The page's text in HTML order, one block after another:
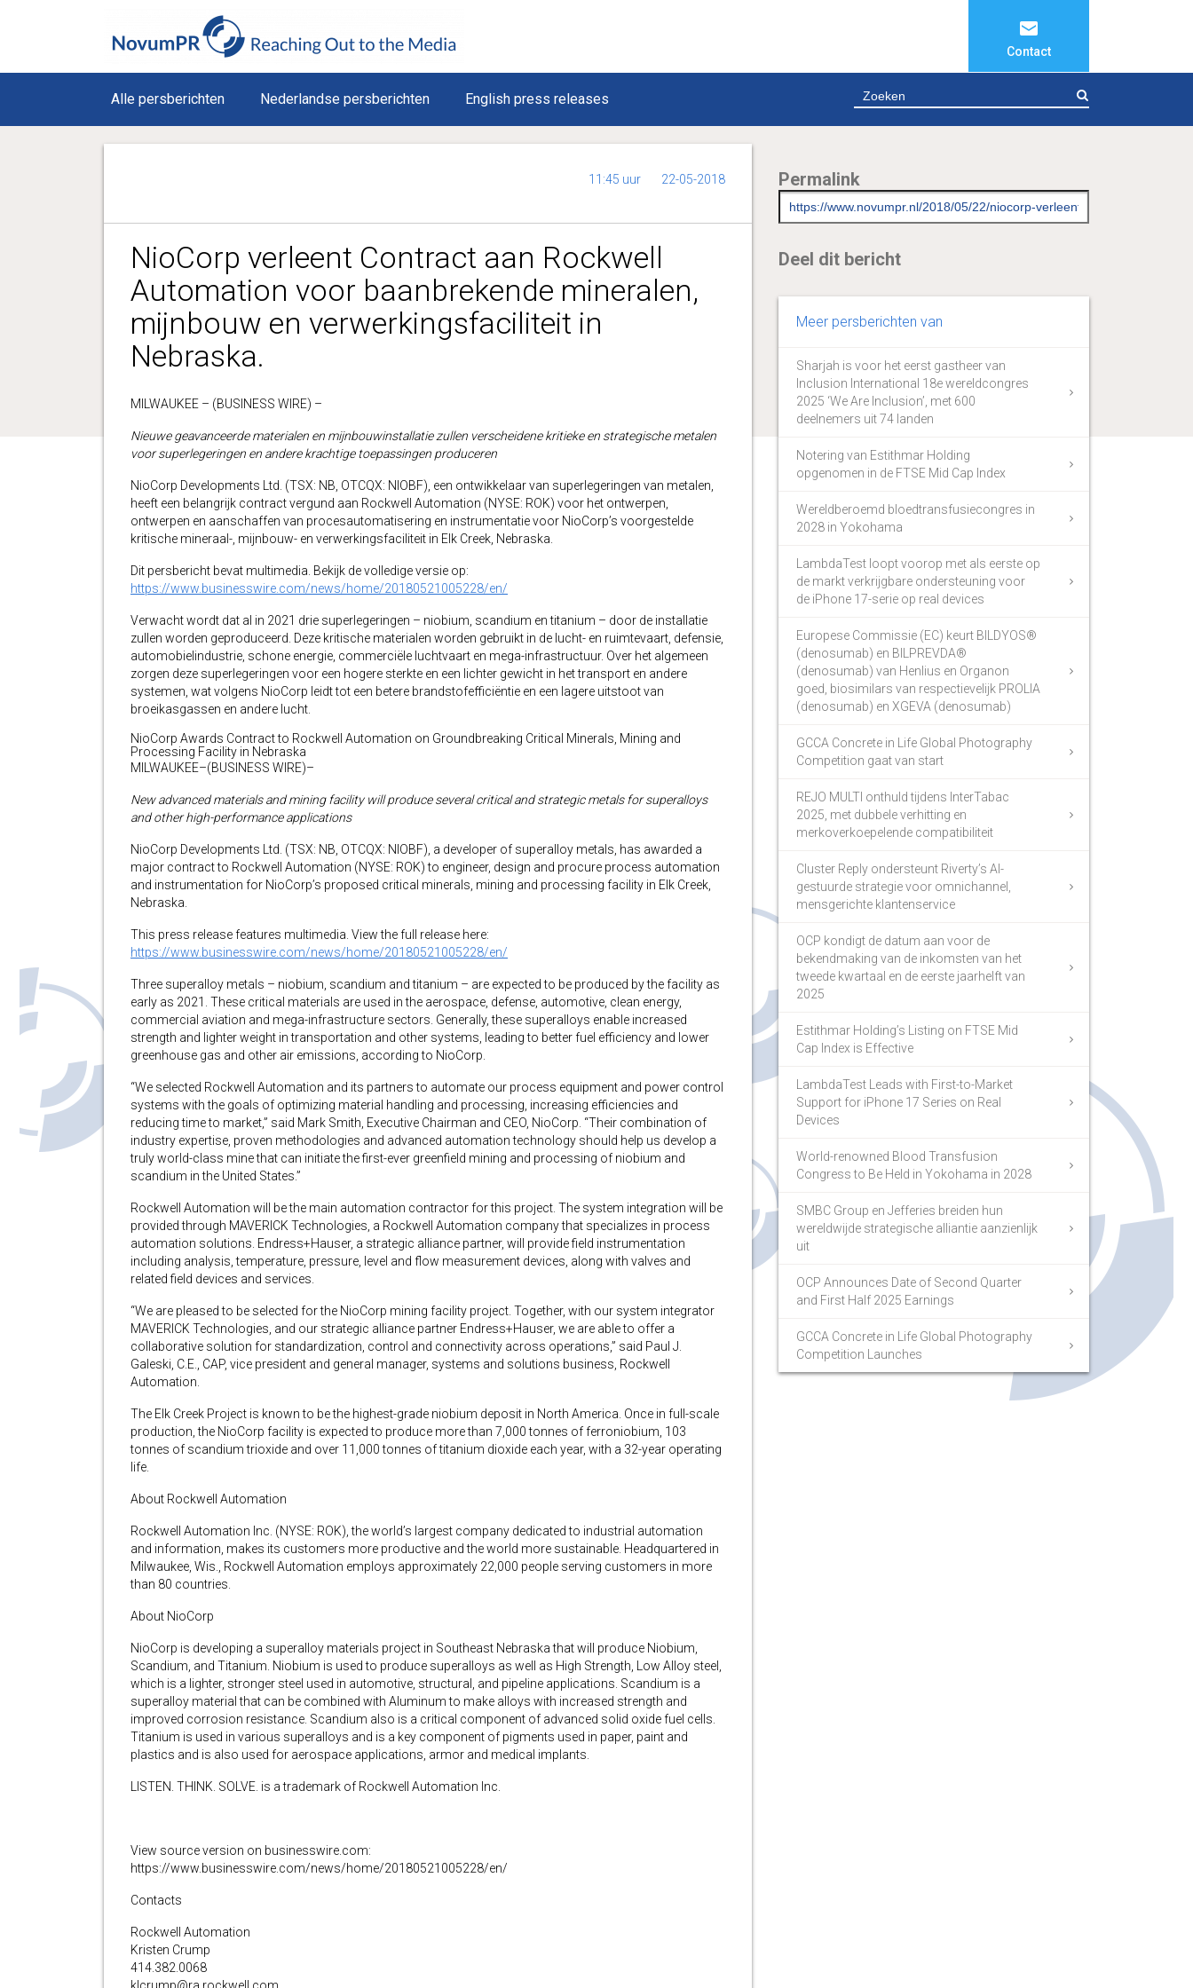
Contact
Alle persberichten Nederlandse persberichten English press releases
11:45 uur 22-05-2018
NioCorp verleent Contract aan Rockwell
Automation voor baanbrekende mineralen,
mijnbouw en verwerkingsfaciliteit in
Nebraska.
MILWAUKEE – (BUSINESS WIRE) –
Nieuwe geavanceerde materialen en mijnbouwinstallatie zullen verscheidene kritieke en strategische metalen
voor superlegeringen en andere krachtige toepassingen produceren
NioCorp Developments Ltd. (TSX: NB, OTCQX: NIOBF), een ontwikkelaar van superlegeringen van metalen,
heeft een belangrijk contract vergund aan Rockwell Automation (NYSE: ROK) voor het ontwerpen,
ontwerpen en aanschaffen van procesautomatisering en instrumentatie voor NioCorp’s voorgestelde
kritische mineraal-, mijnbouw- en verwerkingsfaciliteit in Elk Creek, Nebraska.
Dit persbericht bevat multimedia. Bekijk de volledige versie op:
https://www.businesswire.com/news/home/20180521005228/en/
Verwacht wordt dat al in 2021 drie superlegeringen – niobium, scandium en titanium – door de installatie
zullen worden geproduceerd. Deze kritische materialen worden gebruikt in de lucht- en ruimtevaart, defensie,
automobielindustrie, schone energie, commerciële luchtvaart en mega-infrastructuur. Over het algemeen
zorgen deze superlegeringen voor een hogere sterkte en een lichter gewicht in het transport en andere
systemen, wat volgens NioCorp leidt tot een betere brandstofefficiëntie en een lagere uitstoot van
broeikasgassen en andere lucht.
NioCorp Awards Contract to Rockwell Automation on Groundbreaking Critical Minerals, Mining and
Processing Facility in Nebraska
MILWAUKEE–(BUSINESS WIRE)–
New advanced materials and mining facility will produce several critical and strategic metals for superalloys
and other high-performance applications
NioCorp Developments Ltd. (TSX: NB, OTCQX: NIOBF), a developer of superalloy metals, has awarded a
major contract to Rockwell Automation (NYSE: ROK) to engineer, design and procure process automation
and instrumentation for NioCorp’s proposed critical minerals, mining and processing facility in Elk Creek,
Nebraska.
This press release features multimedia. View the full release here:
https://www.businesswire.com/news/home/20180521005228/en/
Three superalloy metals – niobium, scandium and titanium – are expected to be produced by the facility as
early as 2021. These critical materials are used in the aerospace, defense, automotive, clean energy,
commercial aviation and mega-infrastructure sectors. Generally, these superalloys enable increased
strength and lighter weight in transportation and other systems, leading to better fuel efficiency and lower
greenhouse gas and other air emissions, according to NioCorp.
“We selected Rockwell Automation and its partners to automate our process equipment and power control
systems with the goals of optimizing material handling and processing, increasing efficiencies and
reducing time to market,” said Mark Smith, Executive Chairman and CEO, NioCorp. “Their combination of
industry expertise, proven methodologies and advanced automation technology should help us develop a
truly world-class mine that can initiate the first-ever greenfield mining and processing of niobium and
scandium in the United States.”
Rockwell Automation will be the main automation contractor for this project. The system integration will be
provided through MAVERICK Technologies, a Rockwell Automation company that specializes in process
automation solutions. Endress+Hauser, a strategic alliance partner, will provide field instrumentation
including analysis, temperature, pressure, level and flow measurement devices, along with valves and
related field devices and services.
“We are pleased to be selected for the NioCorp mining facility project. Together, with our system integrator
MAVERICK Technologies, and our strategic alliance partner Endress+Hauser, we are able to offer a
collaborative solution for standardization, control and connectivity across operations,” said Paul J.
Galeski, C.E., CAP, vice president and general manager, systems and solutions business, Rockwell
Automation.
The Elk Creek Project is known to be the highest-grade niobium deposit in North America. Once in full-scale
production, the NioCorp facility is expected to produce more than 7,000 tonnes of ferroniobium, 103
tonnes of scandium trioxide and over 11,000 tonnes of titanium dioxide each year, with a 32-year operating
life.
About Rockwell Automation
Rockwell Automation Inc. (NYSE: ROK), the world’s largest company dedicated to industrial automation
and information, makes its customers more productive and the world more sustainable. Headquartered in
Milwaukee, Wis., Rockwell Automation employs approximately 22,000 people serving customers in more
than 80 countries.
About NioCorp
NioCorp is developing a superalloy materials project in Southeast Nebraska that will produce Niobium,
Scandium, and Titanium. Niobium is used to produce superalloys as well as High Strength, Low Alloy steel,
which is a lighter, stronger steel used in automotive, structural, and pipeline applications. Scandium is a
superalloy material that can be combined with Aluminum to make alloys with increased strength and
improved corrosion resistance. Scandium also is a critical component of advanced solid oxide fuel cells.
Titanium is used in various superalloys and is a key component of pigments used in paper, paint and
plastics and is also used for aerospace applications, armor and medical implants.
LISTEN. THINK. SOLVE. is a trademark of Rockwell Automation Inc.
View source version on businesswire.com:
https://www.businesswire.com/news/home/20180521005228/en/
Contacts
Rockwell Automation
Kristen Crump
414.382.0068
Permalink
Deel dit bericht
Meer persberichten van
Sharjah is voor het eerst gastheer van
Inclusion International 18e wereldcongres
2025 ‘We Are Inclusion’, met 600
deelnemers uit 74 landen
Notering van Estithmar Holding
opgenomen in de FTSE Mid Cap Index
Wereldberoemd bloedtransfusiecongres in
2028 in Yokohama
LambdaTest loopt voorop met als eerste op
de markt verkrijgbare ondersteuning voor
de iPhone 17-serie op real devices
Europese Commissie (EC) keurt BILDYOS®
(denosumab) en BILPREVDA®
(denosumab) van Henlius en Organon
goed, biosimilars van respectievelijk PROLIA
(denosumab) en XGEVA (denosumab)
GCCA Concrete in Life Global Photography
Competition gaat van start
REJO MULTI onthuld tijdens InterTabac
2025, met dubbele verhitting en
merkoverkoepelende compatibiliteit
Cluster Reply ondersteunt Riverty’s AI-
gestuurde strategie voor omnichannel,
mensgerichte klantenservice
OCP kondigt de datum aan voor de
bekendmaking van de inkomsten van het
tweede kwartaal en de eerste jaarhelft van
2025
Estithmar Holding’s Listing on FTSE Mid
Cap Index is Effective
LambdaTest Leads with First-to-Market
Support for iPhone 17 Series on Real
Devices
World-renowned Blood Transfusion
Congress to Be Held in Yokohama in 2028
SMBC Group en Jefferies breiden hun
wereldwijde strategische alliantie aanzienlijk
uit
OCP Announces Date of Second Quarter
and First Half 2025 Earnings
GCCA Concrete in Life Global Photography
Competition Launches